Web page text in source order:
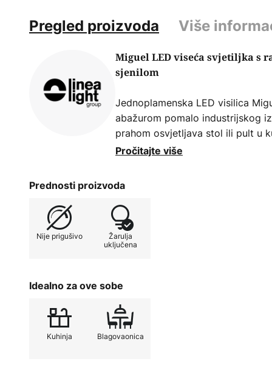
Pregled proizvoda Više
Miguel LED viseća svjetiljka
sjenilom
Jednoplamenska LED visilica
abažurom pomalo industrijskog
prahom osvjetljava stol ili pult u
bijelom svjetlošću. Difuzor
Pročitajte više
Prednosti proizvoda
Nije prigušivo
Žarulja
uključena
Idealno za ove sobe
Kuhinja Blagovaonica